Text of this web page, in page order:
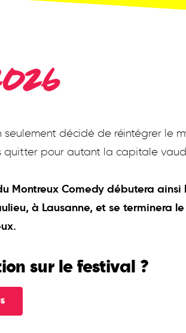
seulement décidé de réintégrer le
quitter pour autant la capitale
Montreux Comedy débutera ainsi
à Lausanne, et se terminera
sur le festival ?